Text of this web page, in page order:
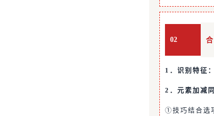
02
1．识别特征：
2．元素加减
①技巧结合选